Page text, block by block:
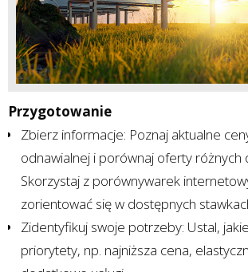
Przygotowanie
Zbierz informacje: Poznaj aktualne
odnawialnej i porównaj oferty różnych
Skorzystaj z porównywarek
zorientować się w dostępnych
Zidentyfikuj swoje potrzeby: Ustal,
priorytety, np. najniższa cena,